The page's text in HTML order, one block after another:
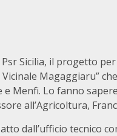
Sicilia, il progetto
Magaggiaru”
Menfi. Lo fanno
all’Agricoltura,
dall’ufficio tecnico